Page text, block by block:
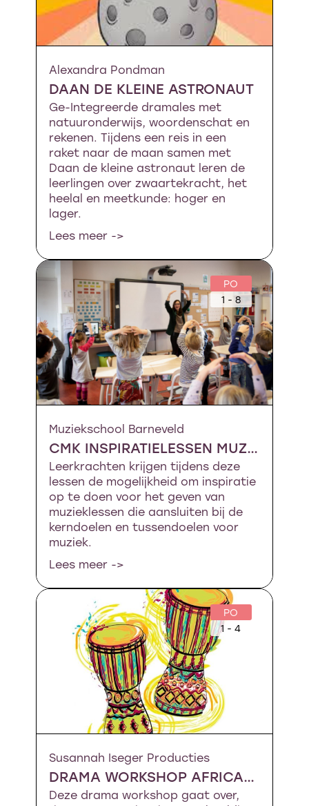
Alexandra Pondman
DAAN DE KLEINE ASTRONAUT
Ge-Integreerde dramales met
natuuronderwijs, woordenschat en
rekenen. Tijdens een reis in een
raket naar de maan samen met
Daan de kleine astronaut leren de
leerlingen over zwaartekracht, het
heelal en meetkunde: hoger en
lager.
Lees meer ->
PO
1 - 8
Muziekschool Barneveld
CMK INSPIRATIELESSEN MUZIEK
Leerkrachten krijgen tijdens deze
lessen de mogelijkheid om inspiratie
op te doen voor het geven van
muzieklessen die aansluiten bij de
kerndoelen en tussendoelen voor
muziek.
Lees meer ->
PO
1 - 4
Susannah Iseger Producties
DRAMA WORKSHOP AFRICAANSE CODES
Deze drama workshop gaat over,